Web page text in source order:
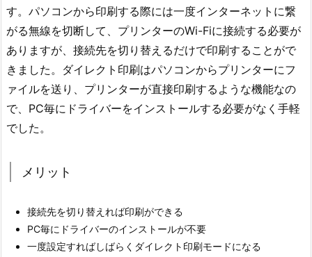
す。パソコンから印刷する際には一度インターネットに繋
がる無線を切断して、プリンターのWi-Fiに接続する必要が
ありますが、接続先を切り替えるだけで印刷することがで
きました。ダイレクト印刷はパソコンからプリンターにフ
ァイルを送り、プリンターが直接印刷するような機能なの
で、PC毎にドライバーをインストールする必要がなく手軽
でした。
メリット
接続先を切り替えれば印刷ができる
PC毎にドライバーのインストールが不要
一度設定すればしばらくダイレクト印刷モードになる